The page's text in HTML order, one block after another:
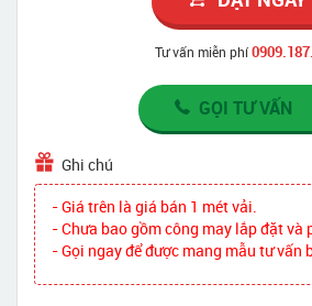
Tư vấn miễn phí
GỌI TƯ VẤN
Ghi chú
- Giá trên là giá bán 1 mét vải.
- Chưa bao gồm công may lắp đặt và
- Gọi ngay để được mang mẫu tư vấn